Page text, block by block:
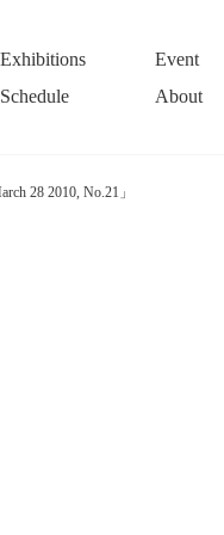
Exhibitions
Event
Schedule
About
28 2010, No.21」